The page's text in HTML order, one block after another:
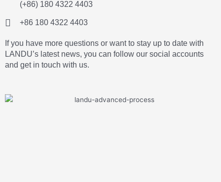
(+86) 180 4322 4403
+86 180 4322 4403
If you have more questions or want to stay up to date with
LANDU’s latest news, you can follow our social accounts
and get in touch with us.